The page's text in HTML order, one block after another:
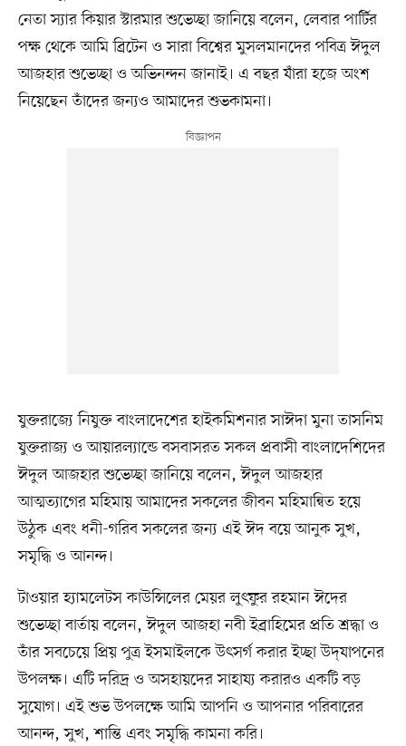
নেতা স্যার কিয়ার স্টারমার শুভেচ্ছা জানিয়ে বলেন, লেবার পার্টির
পক্ষ থেকে আমি ব্রিটেন ও সারা বিশ্বের মুসলমানদের পবিত্র ঈদুল
আজহার শুভেচ্ছা ও অভিনন্দন জানাই। এ বছর যাঁরা হজে অংশ
নিয়েছেন তাঁদের জন্যও আমাদের শুভকামনা।
যুক্তরাজ্যে নিযুক্ত বাংলাদেশের হাইকমিশনার সাঈদা মুনা তাসনিম
যুক্তরাজ্য ও আয়ারল্যান্ডে বসবাসরত সকল প্রবাসী বাংলাদেশিদের
ঈদুল আজহার শুভেচ্ছা জানিয়ে বলেন, ঈদুল আজহার
আত্মত্যাগের মহিমায় আমাদের সকলের জীবন মহিমান্বিত হয়ে
উঠুক এবং ধনী-গরিব সকলের জন্য এই ঈদ বয়ে আনুক সুখ,
সমৃদ্ধি ও আনন্দ।
টাওয়ার হ্যামলেটস কাউন্সিলের মেয়র লুৎফুর রহমান ঈদের
শুভেচ্ছা বার্তায় বলেন, ঈদুল আজহা নবী ইব্রাহিমের প্রতি শ্রদ্ধা ও
তাঁর সবচেয়ে প্রিয় পুত্র ইসমাইলকে উৎসর্গ করার ইচ্ছা উদ্‌যাপনের
উপলক্ষ। এটি দরিদ্র ও অসহায়দের সাহায্য করারও একটি বড়
সুযোগ। এই শুভ উপলক্ষে আমি আপনি ও আপনার পরিবারের
আনন্দ, সুখ, শান্তি এবং সমৃদ্ধি কামনা করি।